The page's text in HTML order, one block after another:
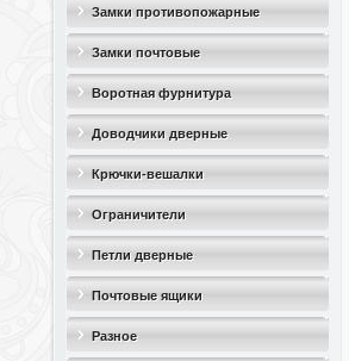
Замки противопожарные
Замки почтовые
Воротная фурнитура
Доводчики дверные
Крючки-вешалки
Ограничители
дверные(стопоры)
Петли дверные
Почтовые ящики
Разное